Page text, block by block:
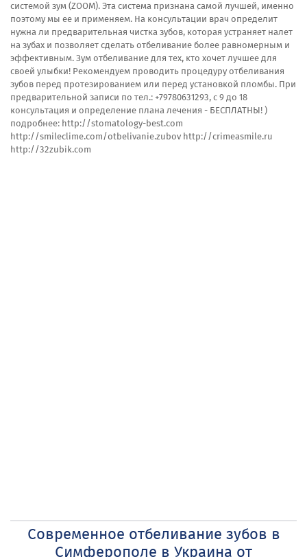
системой зум (ZOOM). Эта система признана самой лучшей, именно
поэтому мы ее и применяем. На консультации врач определит
нужна ли предварительная чистка зубов, которая устраняет налет
на зубах и позволяет сделать отбеливание более равномерным и
эффективным. Зум отбеливание для тех, кто хочет лучшее для
своей улыбки! Рекомендуем проводить процедуру отбеливания
зубов перед протезированием или перед установкой пломбы. При
предварительной записи по тел.: +79780631293, с 9 до 18
консультация и определение плана лечения - БЕСПЛАТНЫ! )
подробнее: http://stomatology-best.com
http://smileclime.com/otbelivanie.zubov http://crimeasmile.ru
http://32zubik.com
Современное отбеливание зубов в
Симферополе в Украина от